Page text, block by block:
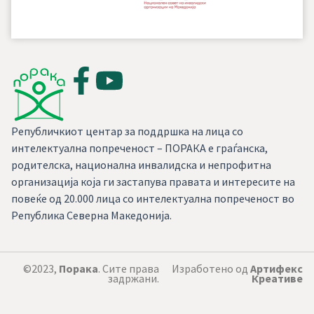
Републичкиот центар за поддршка на лица со
интелектуална попреченост – ПОРАКА е граѓанска,
родителска, национална инвалидска и непрофитна
организација која ги застапува правата и интересите на
повеќе од 20.000 лица со интелектуална попреченост во
Република Северна Македонија.
©2023, Порака. Сите права
задржани.
Изработено од Артифекс
Креативе